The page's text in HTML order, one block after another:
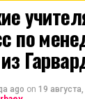
по
ago on 19